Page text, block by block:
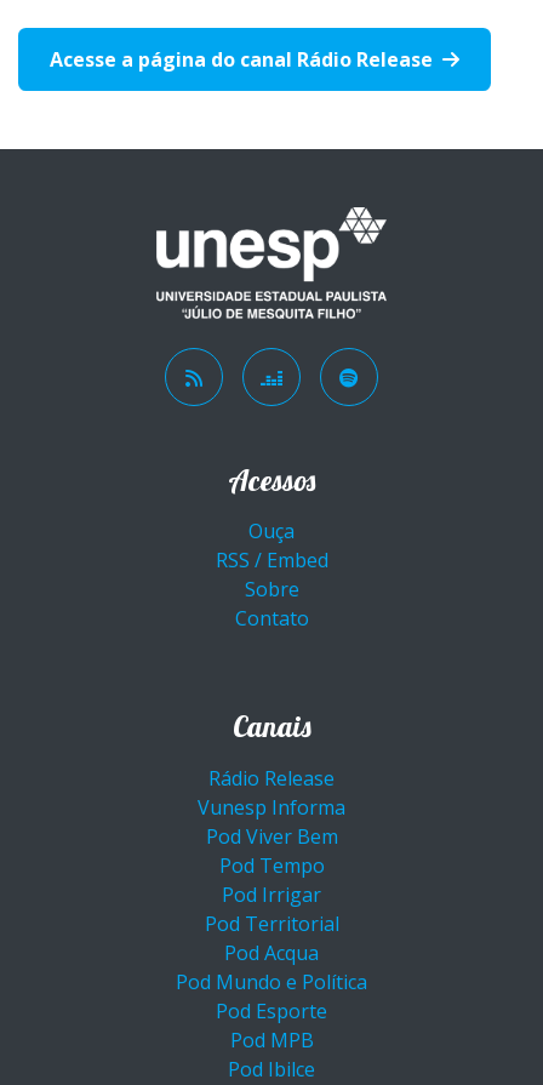
Acesse a página do canal Rádio Release
Acessos
Ouça
RSS / Embed
Sobre
Contato
Canais
Rádio Release
Vunesp Informa
Pod Viver Bem
Pod Tempo
Pod Irrigar
Pod Territorial
Pod Acqua
Pod Mundo e Política
Pod Esporte
Pod MPB
Pod Ibilce